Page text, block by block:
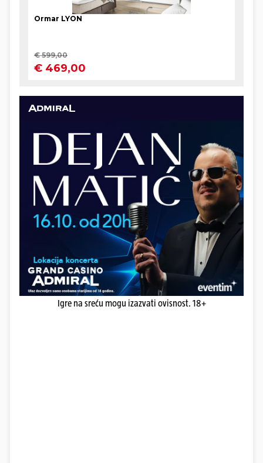
Igre na sreću mogu izazvati ovisnost. 18+